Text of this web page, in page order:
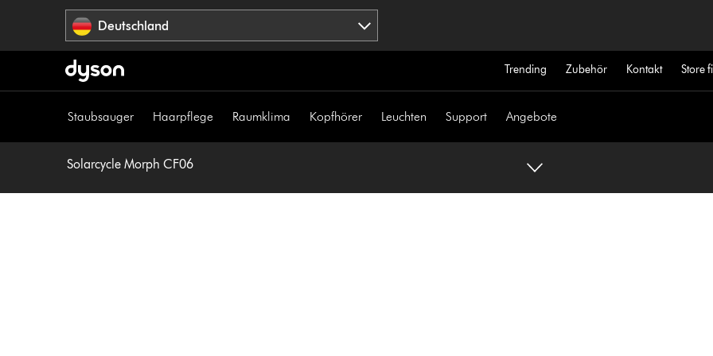
Deutschland
Trending Zubehör Kontakt Store
Staubsauger Haarpflege Raumklima Kopfhörer Leuchten Support Angebote
Solarcycle Morph CF06